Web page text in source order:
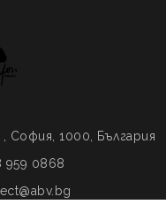
София, 1000, България
959 0868